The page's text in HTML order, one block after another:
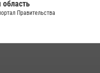
область
Правительства